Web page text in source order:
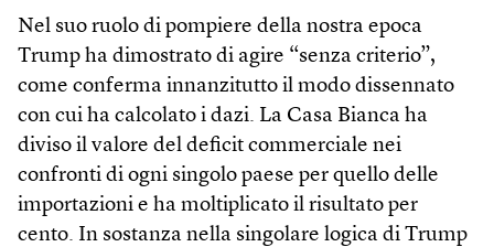
Nel suo ruolo di pompiere della nostra epoca
Trump ha dimostrato di agire “senza criterio”,
come conferma innanzitutto il modo dissennato
con cui ha calcolato i dazi. La Casa Bianca ha
diviso il valore del deficit commerciale nei
confronti di ogni singolo paese per quello delle
importazioni e ha moltiplicato il risultato per
cento. In sostanza nella singolare logica di Trump